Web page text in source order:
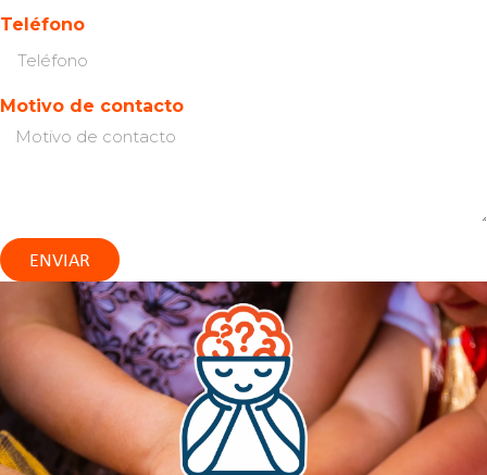
Teléfono
Motivo de contacto
ENVIAR